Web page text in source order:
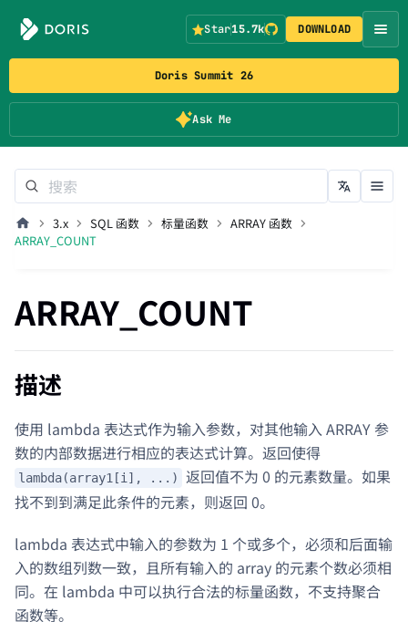
Doris Summit 26
Ask Me
Star15.7k DOWNLOAD
3.x SQL 函数 标量函数
ARRAY 函数
ARRAY_COUNT
ARRAY_COUNT
描述
使用 lambda 表达式作为输入参数，对其他输入 ARRAY 参
数的内部数据进行相应的表达式计算。返回使得
lambda(array1[i], ...)
返回值不为 0 的元素数量。如果
找不到到满足此条件的元素，则返回 0。
lambda 表达式中输入的参数为 1 个或多个，必须和后面输
入的数组列数一致，且所有输入的 array 的元素个数必须相
同。在 lambda 中可以执行合法的标量函数，不支持聚合
函数等。